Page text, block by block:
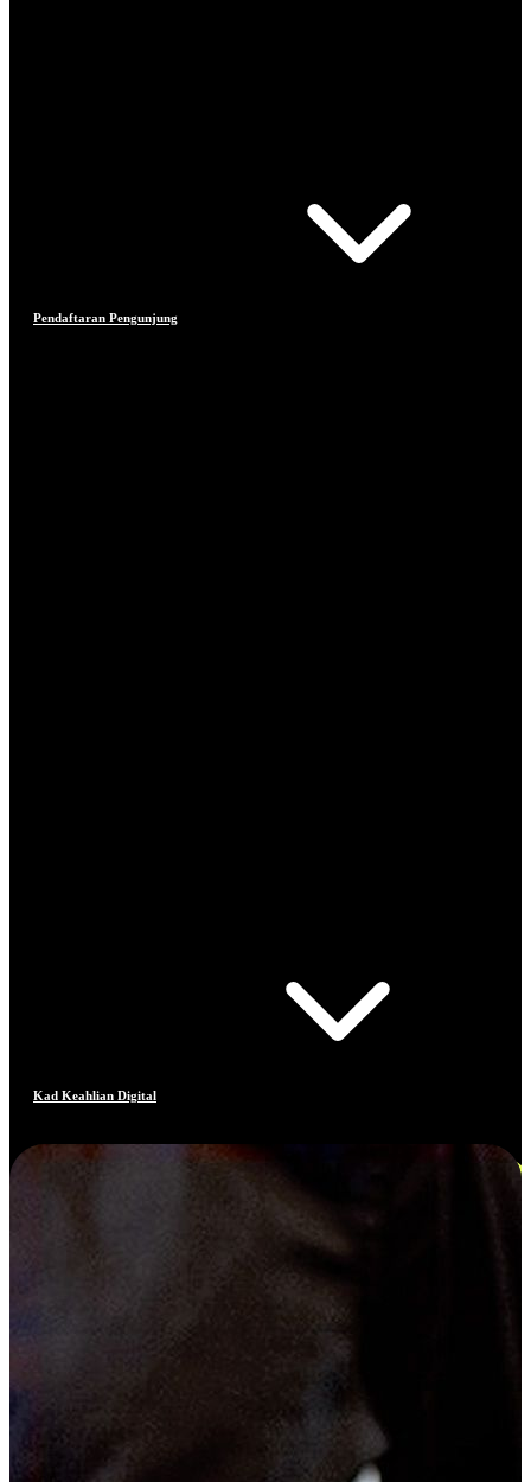
Pendaftaran Pengunjung
Kad Keahlian Digital